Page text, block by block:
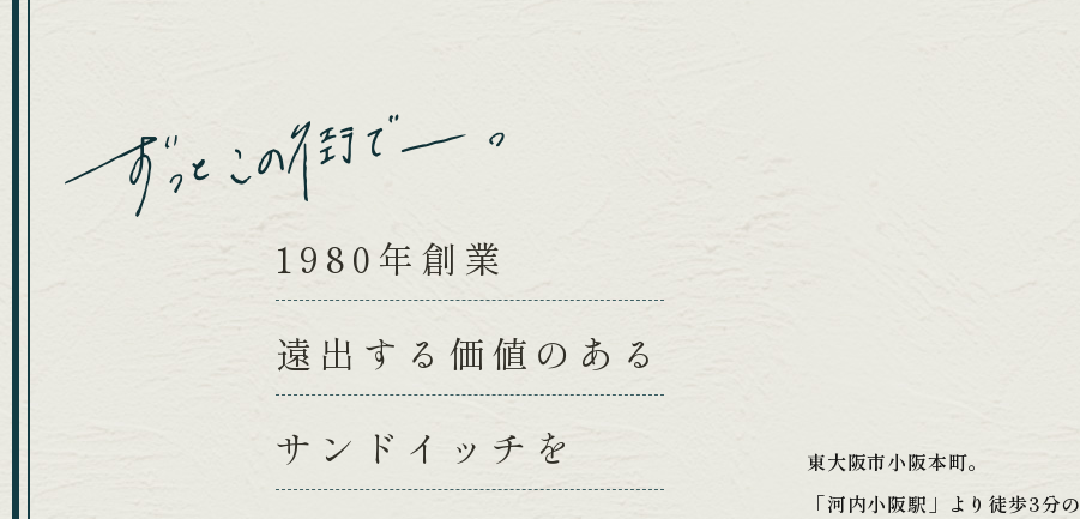
1980年創業
遠出する価値のある
サンドイッチを
東大阪市小阪本町。
「河内小阪駅」より徒歩3分の